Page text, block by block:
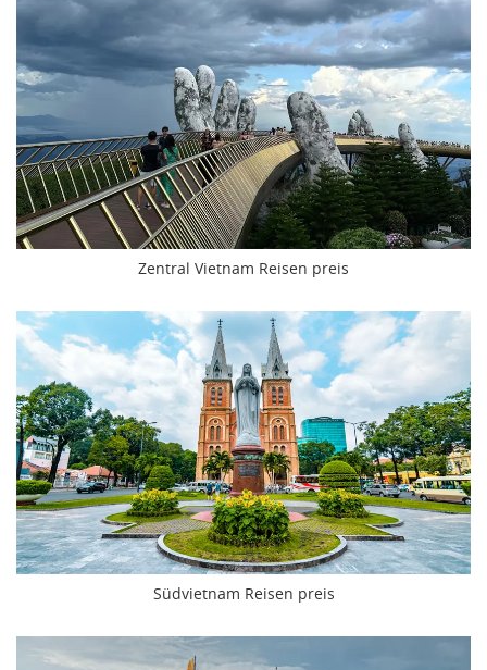
Zentral Vietnam Reisen preis
Südvietnam Reisen preis